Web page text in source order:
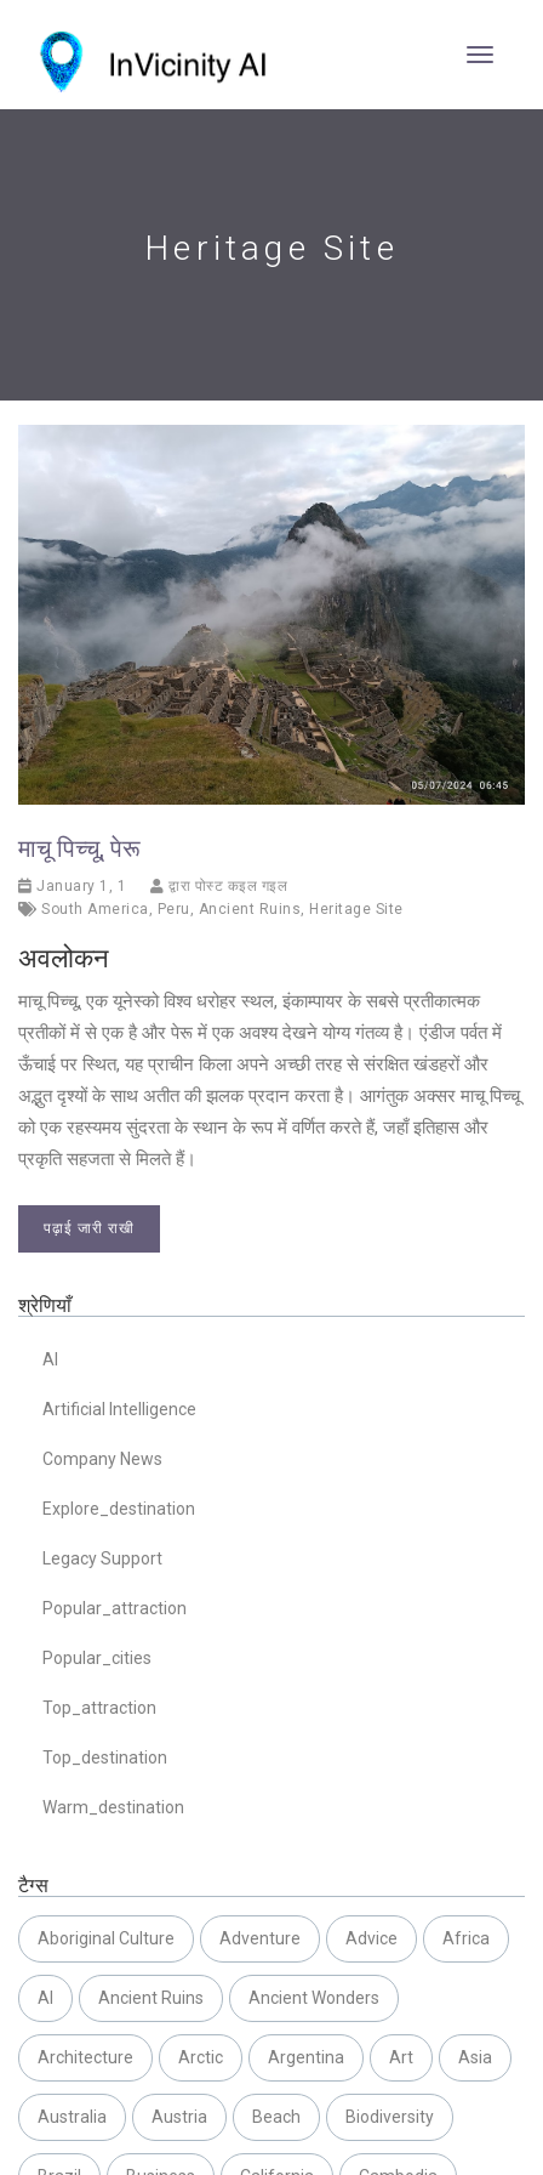
Heritage Site
माचू पिच्चू, पेरू
January 1, 1
द्वारा पोस्ट कइल गइल
South America , Peru , Ancient Ruins, Heritage Site
अवलोकन
माचू पिच्चू, एक यूनेस्को विश्व धरोहर स्थल, इंकाम्पायर के सबसे प्रतीकात्मक
प्रतीकों में से एक है और पेरू में एक अवश्य देखने योग्य गंतव्य है। एंडीज पर्वत में
ऊँचाई पर स्थित, यह प्राचीन किला अपने अच्छी तरह से संरक्षित खंडहरों और
अद्भुत दृश्यों के साथ अतीत की झलक प्रदान करता है। आगंतुक अक्सर माचू पिच्चू
को एक रहस्यमय सुंदरता के स्थान के रूप में वर्णित करते हैं, जहाँ इतिहास और
प्रकृति सहजता से मिलते हैं।
पढ़ाई जारी राखी
श्रेणियाँ
AI
Artificial Intelligence
Company News
Explore_destination
Legacy Support
Popular_attraction
Popular_cities
Top_attraction
Top_destination
Warm_destination
टैग्स
Aboriginal Culture Adventure Advice Africa
AI Ancient Ruins Ancient Wonders
Architecture Arctic Argentina Art Asia
Australia Austria Beach Biodiversity